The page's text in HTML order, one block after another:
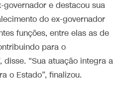
governador e destacou sua
do ex-governador
funções, entre elas as de
para o
“Sua atuação integra a
o Estado”, finalizou.